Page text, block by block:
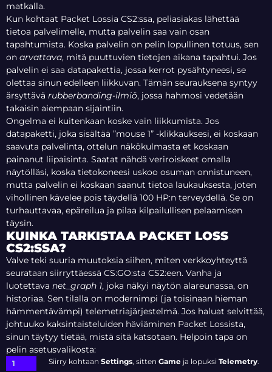
matkalla.
Kun kohtaat Packet Lossia CS2:ssa, peliasiakas lähettää
tietoa palvelimelle, mutta palvelin saa vain osan
tapahtumista. Koska palvelin on pelin lopullinen totuus, sen
on arvattava, mitä puuttuvien tietojen aikana tapahtui. Jos
palvelin ei saa datapakettia, jossa kerrot pysähtyneesi, se
olettaa sinun edelleen liikkuvan. Tämän seurauksena syntyy
ärsyttävä rubberbanding-ilmiö, jossa hahmosi vedetään
takaisin aiempaan sijaintiin.
Ongelma ei kuitenkaan koske vain liikkumista. Jos
datapaketti, joka sisältää ”mouse 1” -klikkauksesi, ei koskaan
saavuta palvelinta, ottelun näkökulmasta et koskaan
painanut liipaisinta. Saatat nähdä veriroiskeet omalla
näytölläsi, koska tietokoneesi uskoo osuman onnistuneen,
mutta palvelin ei koskaan saanut tietoa laukauksesta, joten
vihollinen kävelee pois täydellä 100 HP:n terveydellä. Se on
turhauttavaa, epäreilua ja pilaa kilpailullisen pelaamisen
täysin.
KUINKA TARKISTAA PACKET LOSS
CS2:SSA?
Valve teki suuria muutoksia siihen, miten verkkoyhteyttä
seurataan siirryttäessä CS:GO:sta CS2:een. Vanha ja
luotettava net_graph 1, joka näkyi näytön alareunassa, on
historiaa. Sen tilalla on modernimpi (ja toisinaan hieman
hämmentävämpi) telemetriajärjestelmä. Jos haluat selvittää,
johtuuko kaksintaisteluiden häviäminen Packet Lossista,
sinun täytyy tietää, mistä sitä katsotaan. Helpoin tapa on
pelin asetusvalikosta:
Siirry kohtaan Settings, sitten Game ja lopuksi Telemetry.